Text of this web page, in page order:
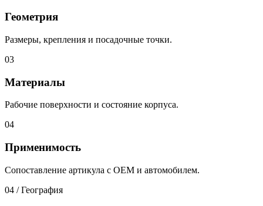
Геометрия
Размеры, крепления и посадочные точки.
03
Материалы
Рабочие поверхности и состояние корпуса.
04
Применимость
Сопоставление артикула с OEM и автомобилем.
04 / География